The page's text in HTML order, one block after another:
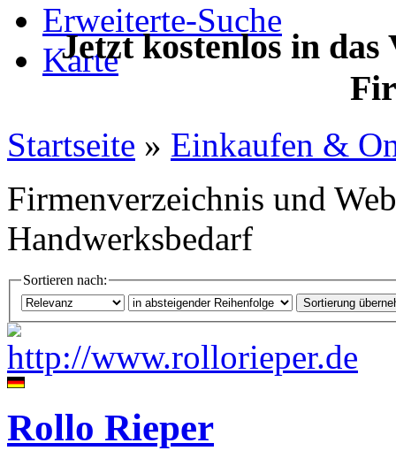
Erweiterte-Suche
Karte
Jetzt kostenlos in
Startseite » Einkaufen &
Firmenverzeichnis und
Handwerksbedarf
Sortieren nach:
Rollo Rieper